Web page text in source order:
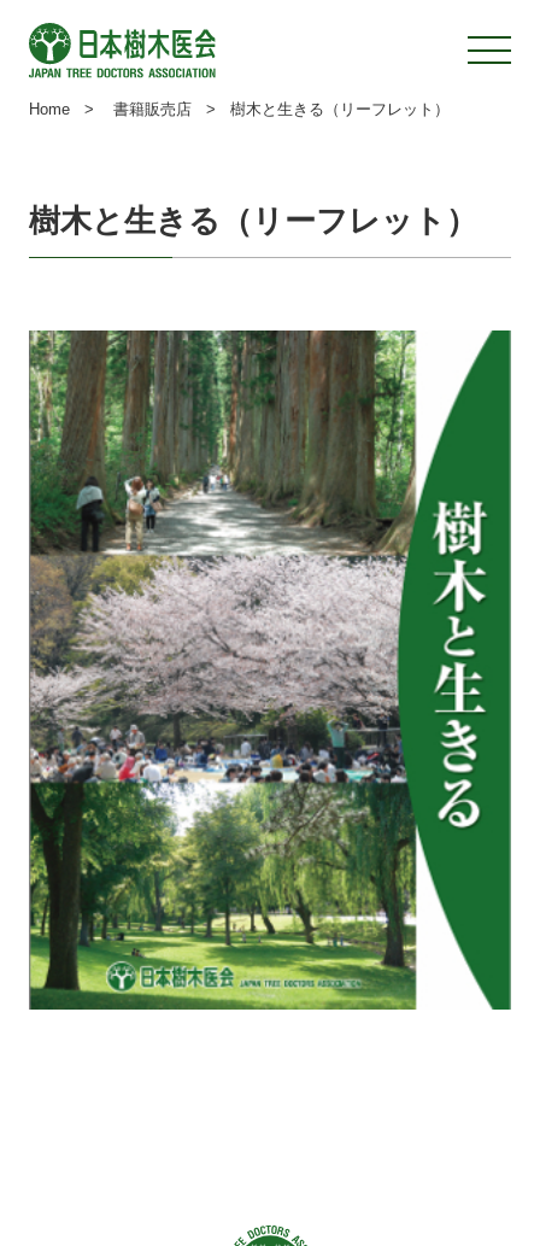
Home > 書籍販売店 > 樹木と生きる（リーフレット）
樹木と生きる（リーフレット）